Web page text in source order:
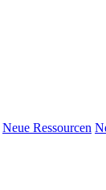
Neue Ressourcen